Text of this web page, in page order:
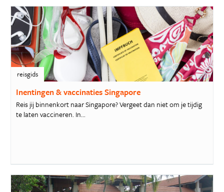
reisgids
Inentingen & vaccinaties Singapore
Reis jij binnenkort naar Singapore? Vergeet dan niet om je tijdig
te laten vaccineren. In...